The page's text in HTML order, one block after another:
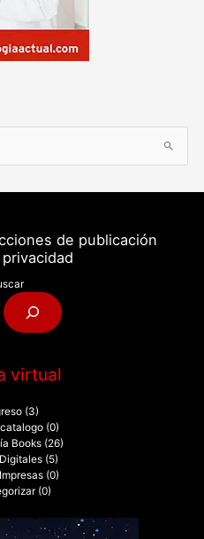
de publicación
virtual
(3)
(0)
Books (26)
(5)
(0)
(0)